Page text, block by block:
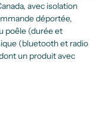
avec isolation
déportée,
poêle (durée et
(bluetooth et radio
un produit avec